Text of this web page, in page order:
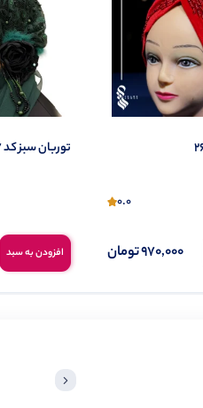
0.0
970,000تومان
توربان سبز کد 37
افزودن به سبد